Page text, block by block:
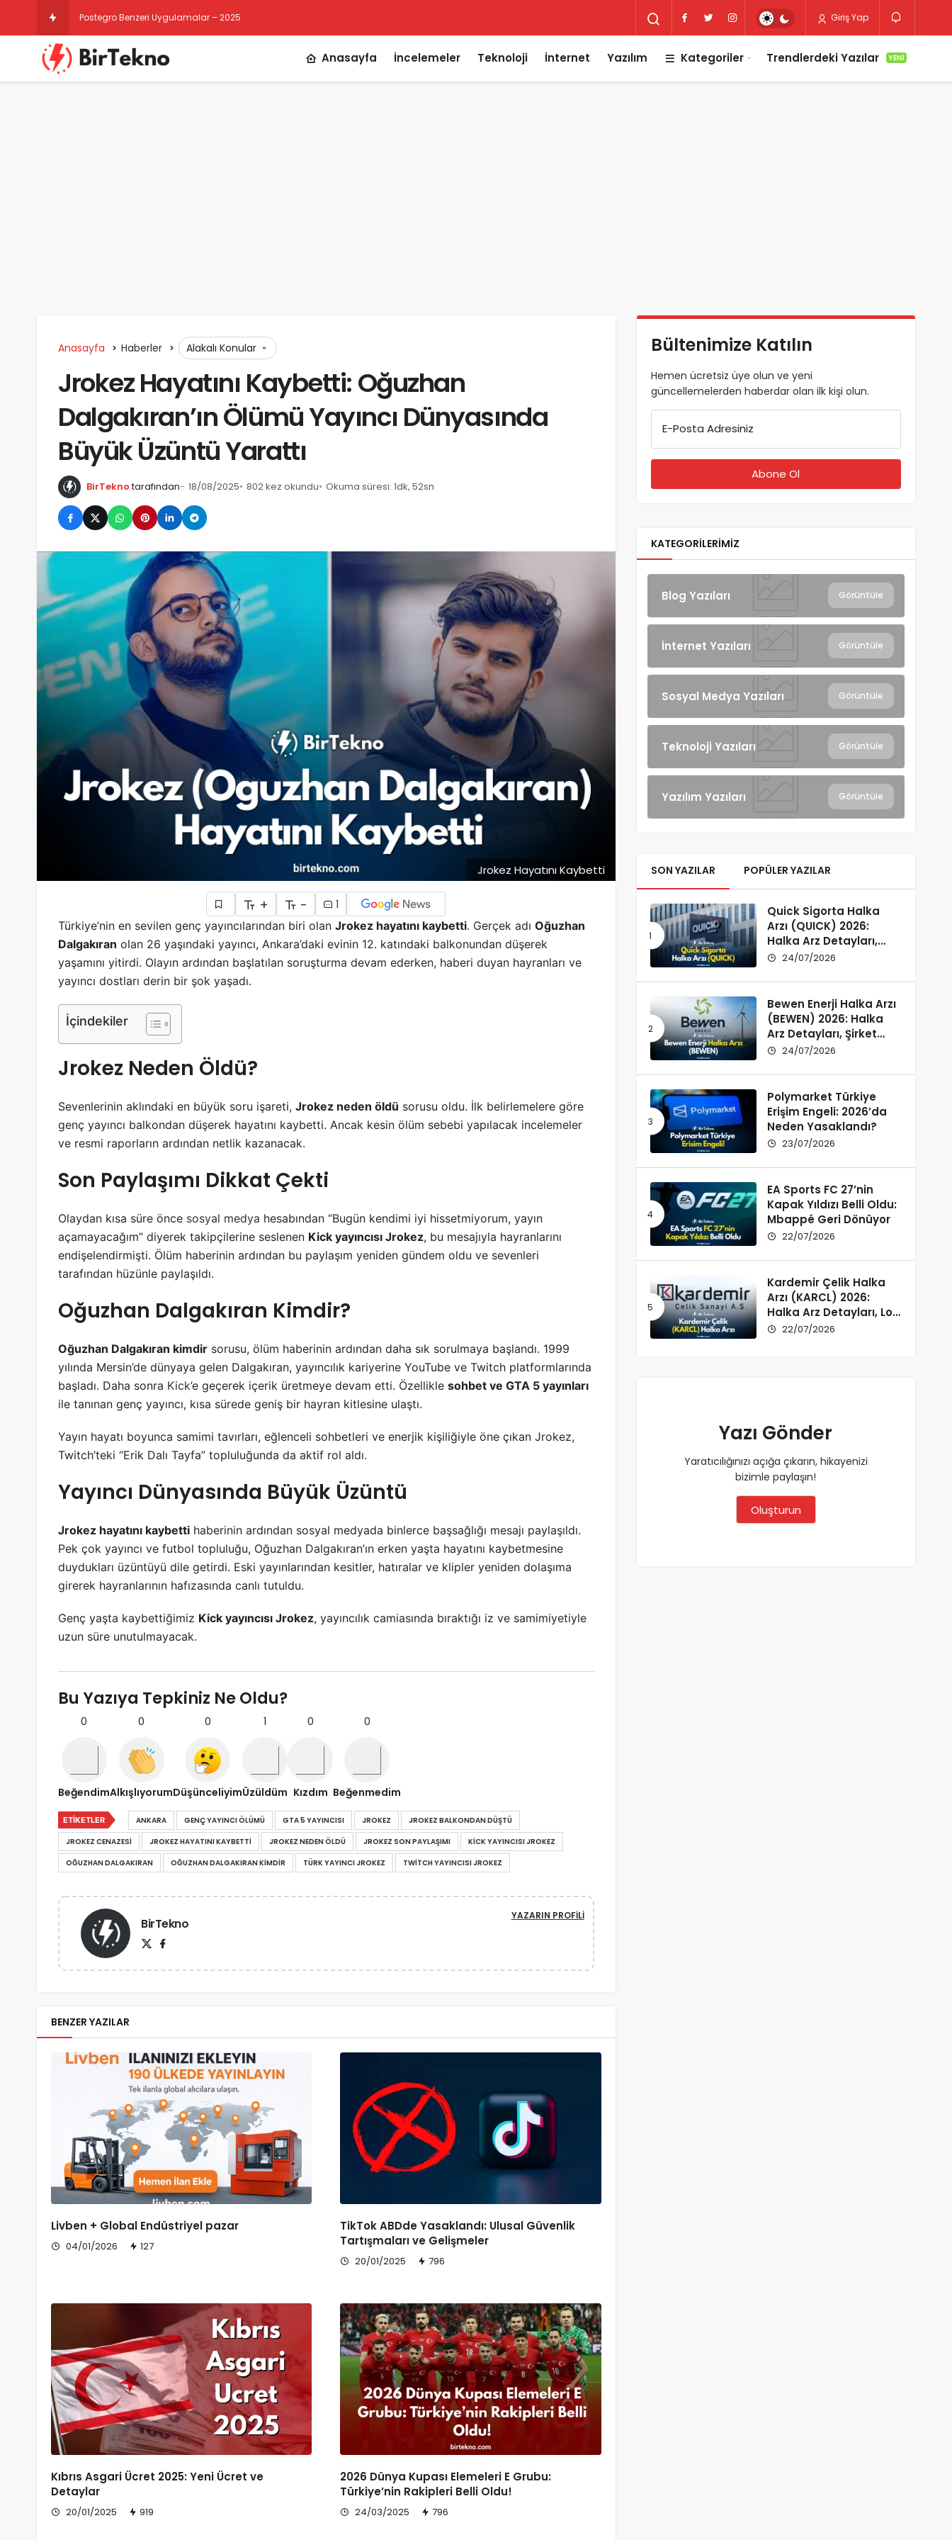
Instagram Gizli Hesap Görme Giriş Yap
Anasayfa İncelemeler Teknoloji İnternet Yazılım Kategoriler Trendlerdeki Yazılar YENI
Anasayfa Haberler Alakalı Konular
Jrokez Hayatını Kaybetti: Oğuzhan
Dalgakıran’ın Ölümü Yayıncı Dünyasında
Büyük Üzüntü Yarattı
BirTekno tarafından 18/08/2025 802 kez okundu Okuma süresi: 1dk, 52sn
Jrokez Hayatını Kaybetti
+ -
1
Türkiye’nin en sevilen genç yayıncılarından biri olan Jrokez hayatını kaybetti. Gerçek adı Oğuzhan
Dalgakıran olan 26 yaşındaki yayıncı, Ankara’daki evinin 12. katındaki balkonundan düşerek
yaşamını yitirdi. Olayın ardından başlatılan soruşturma devam ederken, haberi duyan hayranları ve
yayıncı dostları derin bir şok yaşadı.
İçindekiler
Jrokez Neden Öldü?
Sevenlerinin aklındaki en büyük soru işareti, Jrokez neden öldü sorusu oldu. İlk belirlemelere göre
genç yayıncı balkondan düşerek hayatını kaybetti. Ancak kesin ölüm sebebi yapılacak incelemeler
ve resmi raporların ardından netlik kazanacak.
Son Paylaşımı Dikkat Çekti
Olaydan kısa süre önce sosyal medya hesabından “Bugün kendimi iyi hissetmiyorum, yayın
açamayacağım” diyerek takipçilerine seslenen Kick yayıncısı Jrokez, bu mesajıyla hayranlarını
endişelendirmişti. Ölüm haberinin ardından bu paylaşım yeniden gündem oldu ve sevenleri
tarafından hüzünle paylaşıldı.
Oğuzhan Dalgakıran Kimdir?
Oğuzhan Dalgakıran kimdir sorusu, ölüm haberinin ardından daha sık sorulmaya başlandı. 1999
yılında Mersin’de dünyaya gelen Dalgakıran, yayıncılık kariyerine YouTube ve Twitch platformlarında
başladı. Daha sonra Kick’e geçerek içerik üretmeye devam etti. Özellikle sohbet ve GTA 5 yayınları
ile tanınan genç yayıncı, kısa sürede geniş bir hayran kitlesine ulaştı.
Yayın hayatı boyunca samimi tavırları, eğlenceli sohbetleri ve enerjik kişiliğiyle öne çıkan Jrokez,
Twitch’teki “Erik Dalı Tayfa” topluluğunda da aktif rol aldı.
Yayıncı Dünyasında Büyük Üzüntü
Jrokez hayatını kaybetti haberinin ardından sosyal medyada binlerce başsağlığı mesajı paylaşıldı.
Pek çok yayıncı ve futbol topluluğu, Oğuzhan Dalgakıran’ın erken yaşta hayatını kaybetmesine
duydukları üzüntüyü dile getirdi. Eski yayınlarından kesitler, hatıralar ve klipler yeniden dolaşıma
girerek hayranlarının hafızasında canlı tutuldu.
Genç yaşta kaybettiğimiz Kick yayıncısı Jrokez, yayıncılık camiasında bıraktığı iz ve samimiyetiyle
uzun süre unutulmayacak.
Bu Yazıya Tepkiniz Ne Oldu?
0
Beğendim
0
Alkışlıyorum
0
Düşünceliyim
1
Üzüldüm
0
Kızdım
0
Beğenmedim
ETIKETLER ANKARA GENÇ YAYINCI ÖLÜMÜ GTA 5 YAYINCISI JROKEZ
JROKEZ BALKONDAN DÜŞTÜ
JROKEZ CENAZESI
JROKEZ HAYATINI KAYBETTI JROKEZ NEDEN ÖLDÜ JROKEZ SON PAYLAŞIMI
KICK YAYINCISI JROKEZ
OĞUZHAN DALGAKIRAN
OĞUZHAN DALGAKIRAN KIMDIR TÜRK YAYINCI JROKEZ TWITCH YAYINCISI JROKEZ
BirTekno YAZARIN PROFILI
BENZER YAZILAR
Livben + Global Endüstriyel pazar
04/01/2026 127
TikTok ABDde Yasaklandı: Ulusal Güvenlik
Tartışmaları ve Gelişmeler
20/01/2025 796
Kıbrıs Asgari Ücret 2025: Yeni Ücret ve
Detaylar
20/01/2025 919
2026 Dünya Kupası Elemeleri E Grubu:
Türkiye’nin Rakipleri Belli Oldu!
24/03/2025 796
Bültenimize Katılın
Hemen ücretsiz üye olun ve yeni
güncellemelerden haberdar olan ilk kişi olun.
E-Posta Adresiniz
KATEGORILERIMIZ
Blog Yazıları Görüntüle
İnternet Yazıları Görüntüle
Sosyal Medya Yazıları Görüntüle
Teknoloji Yazıları Görüntüle
Yazılım Yazıları Görüntüle
SON YAZILAR POPÜLER YAZILAR
Quick Sigorta Halka
Arzı (QUICK) 2026:
Halka Arz Detayları,
Şirket Profili ve
24/07/2026
Bewen Enerji Halka Arzı
(BEWEN) 2026: Halka
Arz Detayları, Şirket
Profili ve Fon Kullanımı
24/07/2026
Polymarket Türkiye
Erişim Engeli: 2026’da
Neden Yasaklandı?
23/07/2026
EA Sports FC 27’nin
Kapak Yıldızı Belli Oldu:
Mbappé Geri Dönüyor
22/07/2026
Kardemir Çelik Halka
Arzı (KARCL) 2026:
Halka Arz Detayları, Lot
Dağılımı ve Şirket Profili
22/07/2026
Yazı Gönder
Yaratıcılığınızı açığa çıkarın, hikayenizi
bizimle paylaşın!
Oluşturun